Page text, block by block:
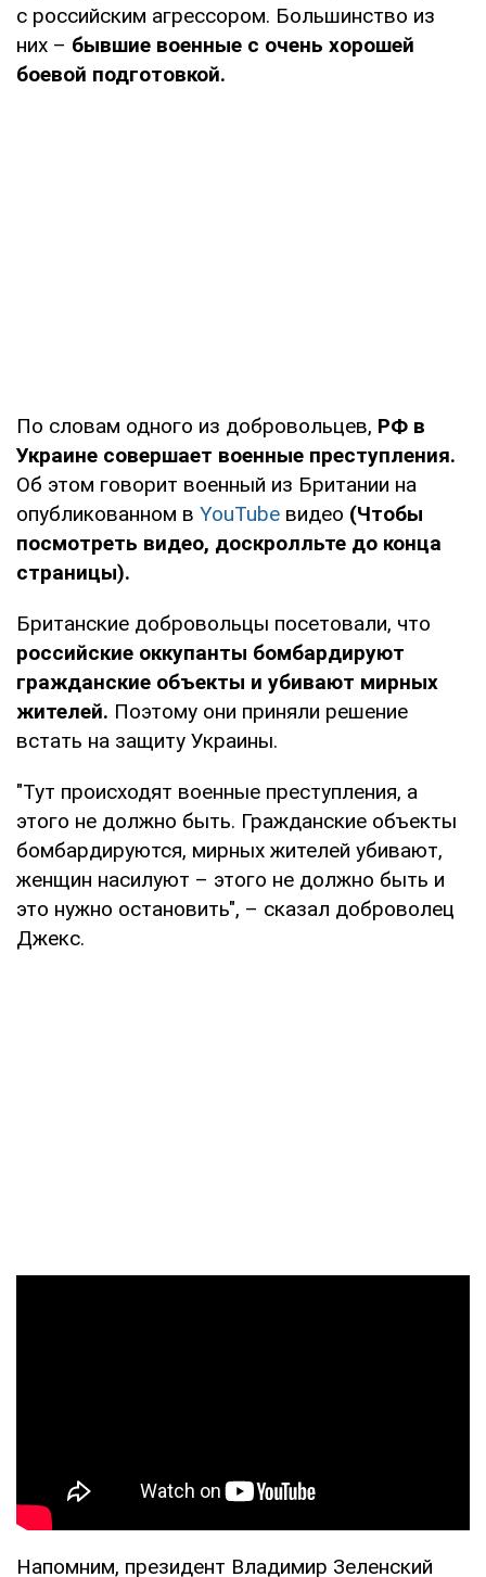
с российским агрессором. Большинство из
них – бывшие военные с очень хорошей
боевой подготовкой.
По словам одного из добровольцев, РФ в
Украине совершает военные преступления.
Об этом говорит военный из Британии на
опубликованном в YouTube видео (Чтобы
посмотреть видео, доскролльте до конца
страницы).
Британские добровольцы посетовали, что
российские оккупанты бомбардируют
гражданские объекты и убивают мирных
жителей. Поэтому они приняли решение
встать на защиту Украины.
"Тут происходят военные преступления, а
этого не должно быть. Гражданские объекты
бомбардируются, мирных жителей убивают,
женщин насилуют – этого не должно быть и
это нужно остановить", – сказал доброволец
Джекс.
Напомним, президент Владимир Зеленский